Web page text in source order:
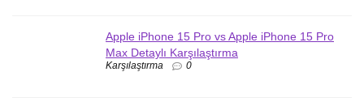
Apple iPhone 15 Pro vs Apple iPhone 15 Pro
Max Detaylı Karşılaştırma
Karşılaştırma 0